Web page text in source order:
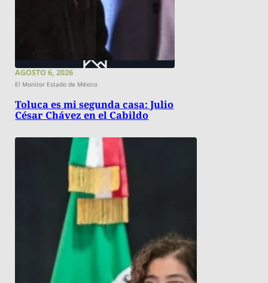
AGOSTO 6, 2026
El Monitor Estado de México
Toluca es mi segunda casa: Julio
César Chávez en el Cabildo